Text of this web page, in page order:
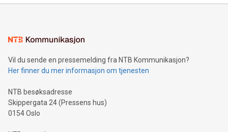
Vil du sende en pressemelding fra NTB Kommunikasjon?
Her finner du mer informasjon om tjenesten
NTB besøksadresse
Skippergata 24 (Pressens hus)
0154 Oslo